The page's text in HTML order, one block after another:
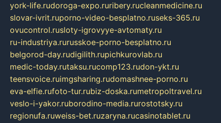
york-life.rudoroga-expo.ruribery.rucleanmedicine.ru
slovar-ivrit.ruporno-video-besplatno.ruseks-365.ru
ovucontrol.rusloty-igrovyye-avtomaty.ru
ru-industriya.rurusskoe-porno-besplatno.ru
belgorod-day.rudigilith.rupichkurovlab.ru
medic-today.rutaksu.rucomp123.rudon-ykt.ru
teensvoice.ruimgsharing.rudomashnee-porno.ru
eva-elfie.rufoto-tur.rubiz-doska.rumetropoltravel.ru
veslo-i-yakor.ruborodino-media.rurostotsky.ru
regionufa.ruweiss-bet.ruzaryna.rucasinotablet.ru